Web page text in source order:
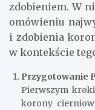
zdobieniem. W
omówieniu
i zdobienia
w kontekście
Przygotowanie
Pierwszym
korony